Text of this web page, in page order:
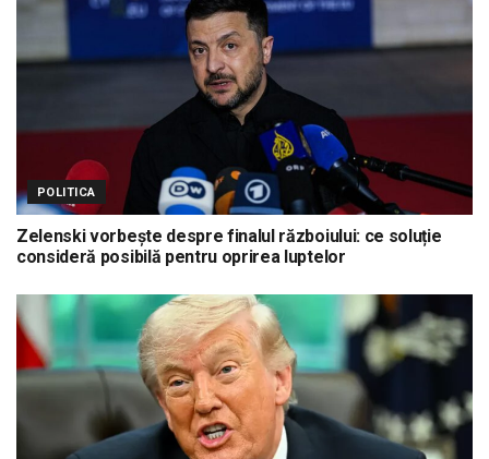
POLITICA
Zelenski vorbește despre finalul războiului: ce soluție
consideră posibilă pentru oprirea luptelor